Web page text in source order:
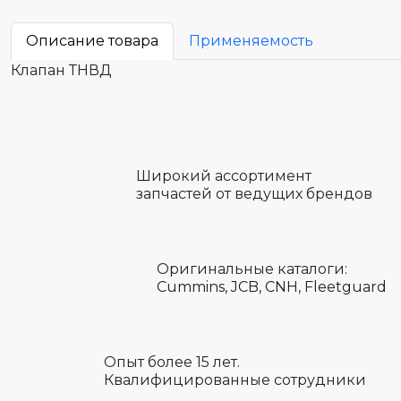
Описание товара
Применяемость
Клапан ТНВД
Широкий ассортимент
запчастей от ведущих брендов
Оригинальные каталоги:
Cummins,JCB, CNH, Fleetguard
Опыт более 15 лет.
Квалифицированные сотрудники